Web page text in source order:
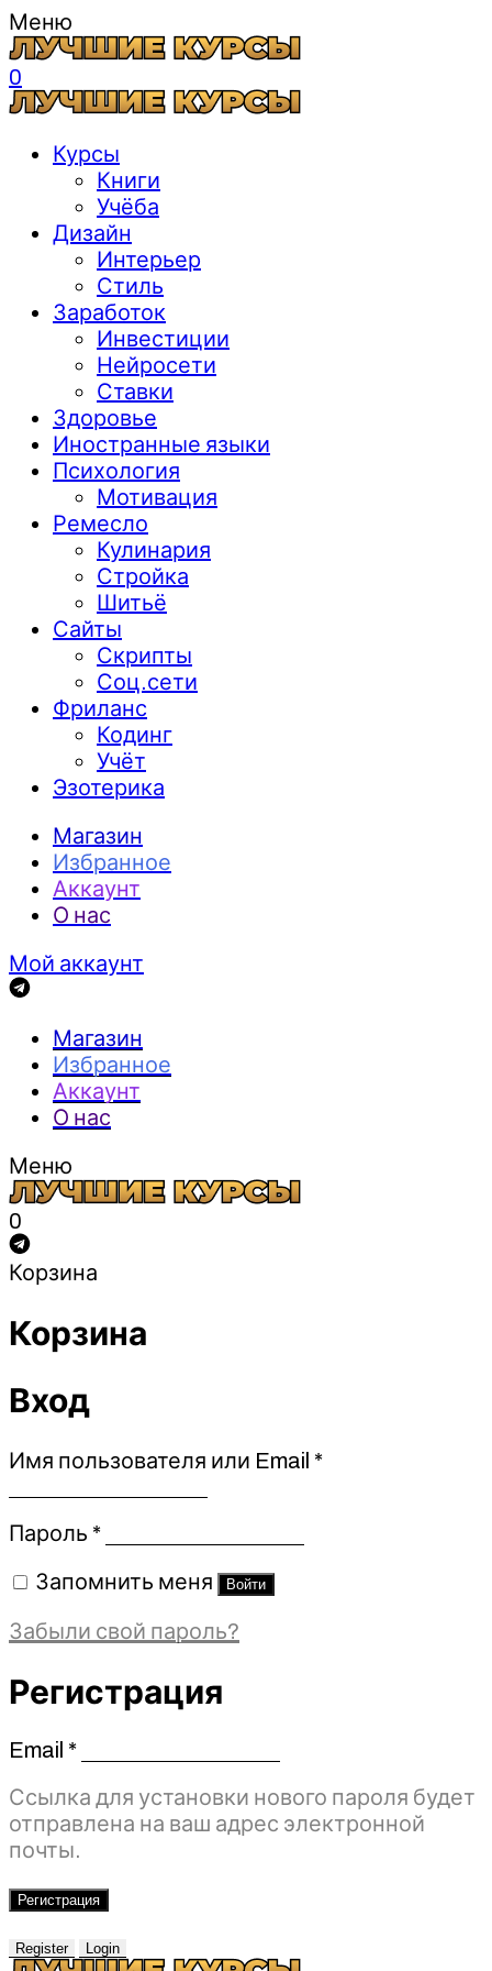
Меню
0
Курсы
Книги
Учёба
Дизайн
Интерьер
Стиль
Заработок
Инвестиции
Нейросети
Ставки
Здоровье
Иностранные языки
Психология
Мотивация
Ремесло
Кулинария
Стройка
Шитьё
Сайты
Скрипты
Соц.сети
Фриланс
Кодинг
Учёт
Эзотерика
Магазин
Избранное
Аккаунт
О нас
Мой аккаунт
Магазин
Избранное
Аккаунт
О нас
Меню
0
Корзина
Корзина
Вход
Имя пользователя или Email *Обязательно
Пароль *Обязательно
Запомнить меня Войти
Забыли свой пароль?
Регистрация
Email *Обязательно
Ссылка для установки нового пароля будет
отправлена ​​на ваш адрес электронной
почты.
Регистрация
Register Login